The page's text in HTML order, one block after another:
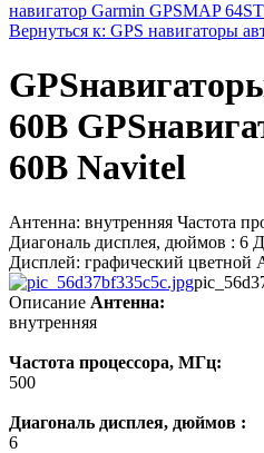
навигатор Garmin GPSMAP 64ST
Вернуться к: GPS навигаторы
60B
60B Navitel
Антенна: внутренняя Частота
Диагональ дисплея, дюймов : 6
Дисплей: графический цветной
Описание Антенна:
внутренняя
Частота процессора, МГц:
500
Диагональ дисплея, дюймов :
6